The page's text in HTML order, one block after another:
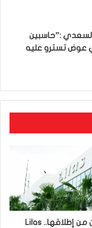
:”حاسبين
عوض تسترو عليه
بعد عامين من إطلاقها.. Lilas